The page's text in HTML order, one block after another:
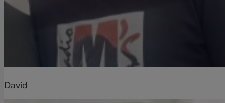
David